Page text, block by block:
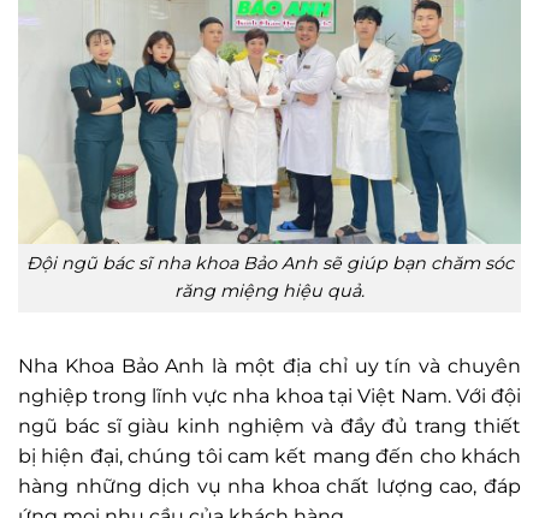
Đội ngũ bác sĩ nha khoa Bảo Anh sẽ giúp bạn chăm sóc
răng miệng hiệu quả.
Nha Khoa Bảo Anh là một địa chỉ uy tín và chuyên
nghiệp trong lĩnh vực nha khoa tại Việt Nam. Với đội
ngũ bác sĩ giàu kinh nghiệm và đầy đủ trang thiết
bị hiện đại, chúng tôi cam kết mang đến cho khách
hàng những dịch vụ nha khoa chất lượng cao, đáp